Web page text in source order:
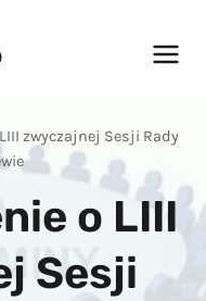
zwyczajnej Sesji Rady
o LIII
Sesji